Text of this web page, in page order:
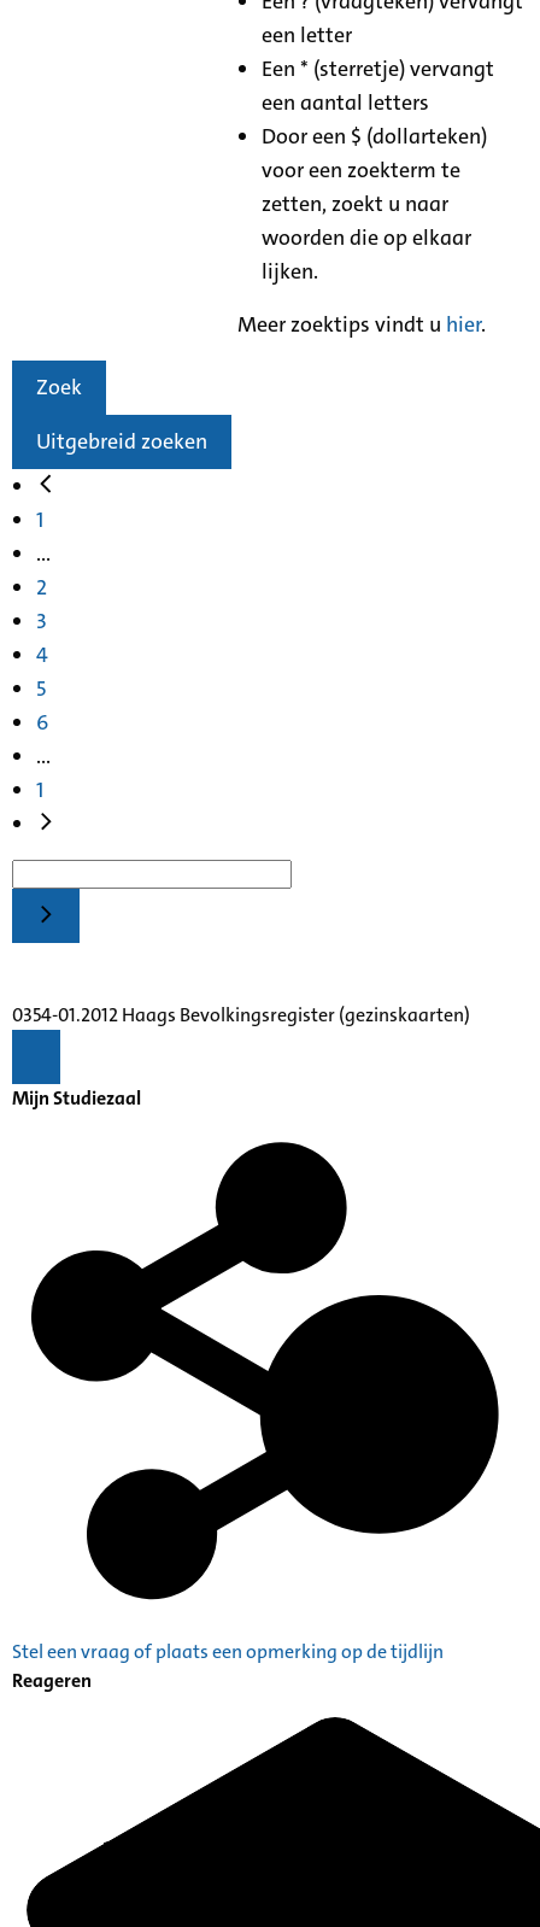
een letter
Een * (sterretje) vervangt
een aantal letters
Door een $ (dollarteken)
voor een zoekterm te
zetten, zoekt u naar
woorden die op elkaar
lijken.
Meer zoektips vindt u hier.
Zoek
Uitgebreid zoeken
1
...
2
3
4
5
6
...
1
0354-01.2012 Haags Bevolkingsregister (gezinskaarten)
Mijn Studiezaal
Stel een vraag of plaats een opmerking op de tijdlijn
Reageren